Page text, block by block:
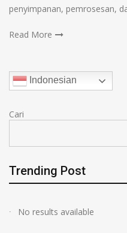
penyimpanan, pemrosesan,
Read More
Indonesian
Cari
Trending Post
No results available